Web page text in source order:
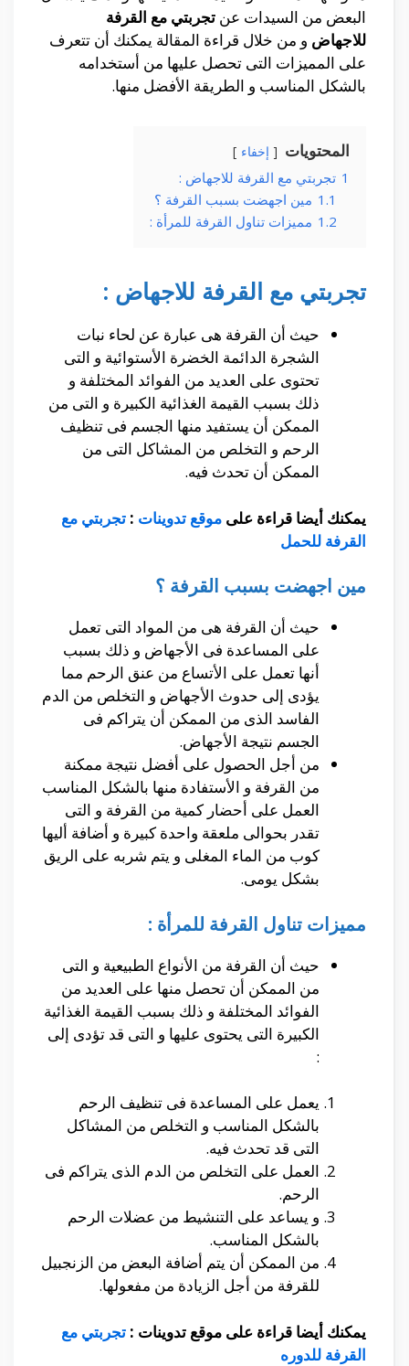
البعض من السيدات عن تجربتي مع القرفة
للاجهاض و من خلال قراءة المقالة يمكنك أن تتعرف
على المميزات التى تحصل عليها من أستخدامه
بالشكل المناسب و الطريقة الأفضل منها.
المحتويات إخفاء
1 تجربتي مع القرفة للاجهاض :
1.1 مين اجهضت بسبب القرفة ؟
1.2 مميزات تناول القرفة للمرأة :
تجربتي مع القرفة للاجهاض :
حيث أن القرفة هى عبارة عن لحاء نبات
الشجرة الدائمة الخضرة الأستوائية و التى
تحتوى على العديد من الفوائد المختلفة و
ذلك بسبب القيمة الغذائية الكبيرة و التى من
الممكن أن يستفيد منها الجسم فى تنظيف
الرحم و التخلص من المشاكل التى من
الممكن أن تحدث فيه.
يمكنك أيضا قراءة على موقع تدوينات : تجربتي مع
القرفة للحمل
مين اجهضت بسبب القرفة ؟
حيث أن القرفة هى من المواد التى تعمل
على المساعدة فى الأجهاض و ذلك بسبب
أنها تعمل على الأتساع من عنق الرحم مما
يؤدى إلى حدوث الأجهاض و التخلص من الدم
الفاسد الذى من الممكن أن يتراكم فى
الجسم نتيجة الأجهاض.
من أجل الحصول على أفضل نتيجة ممكنة
من القرفة و الأستفادة منها بالشكل المناسب
العمل على أحضار كمية من القرفة و التى
تقدر بحوالى ملعقة واحدة كبيرة و أضافة أليها
كوب من الماء المغلى و يتم شربه على الريق
بشكل يومى.
مميزات تناول القرفة للمرأة :
حيث أن القرفة من الأنواع الطبيعية و التى
من الممكن أن تحصل منها على العديد من
الفوائد المختلفة و ذلك بسبب القيمة الغذائية
الكبيرة التى يحتوى عليها و التى قد تؤدى إلى
:
يعمل على المساعدة فى تنظيف الرحم
بالشكل المناسب و التخلص من المشاكل
التى قد تحدث فيه.
العمل على التخلص من الدم الذى يتراكم فى
الرحم.
و يساعد على التنشيط من عضلات الرحم
بالشكل المناسب.
من الممكن أن يتم أضافة البعض من الزنجبيل
للقرفة من أجل الزيادة من مفعولها.
يمكنك أيضا قراءة على موقع تدوينات : تجربتي مع
القرفة للدوره